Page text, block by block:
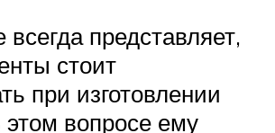
всегда представляет,
стоит
при изготовлении
этом вопросе ему